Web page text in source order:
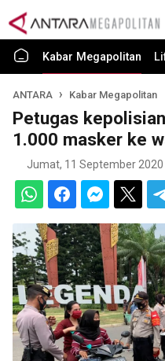
Kabar Megapolitan
ANTARA Kabar Megapolitan
Petugas
1.000 masker ke
Jumat, 11 September 2020